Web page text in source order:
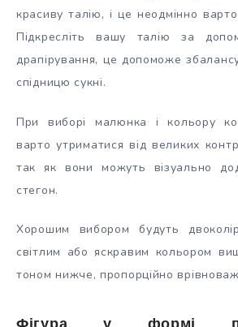
красиву талію, і це неодмінно
Підкресліть вашу талію за
драпірування, це допоможе
спідницю сукні.
При виборі малюнка і кольору
варто утриматися від великих
так як вони можуть візуально
стегон.
Хорошим вибором будуть
світлим або яскравим кольором
тоном нижче, пропорційно